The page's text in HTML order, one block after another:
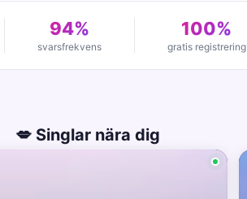
94%
svarsfrekvens
100%
gratis registrering
💋 Singlar nära dig